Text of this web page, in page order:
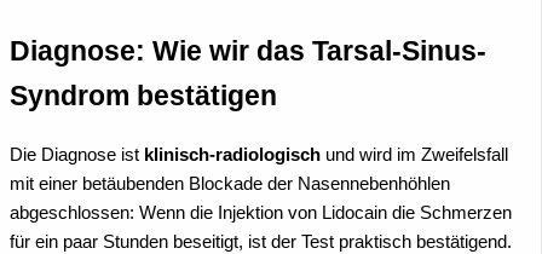
Diagnose: Wie wir das Tarsal-Sinus-
Syndrom bestätigen
Die Diagnose ist klinisch-radiologisch und wird im Zweifelsfall
mit einer betäubenden Blockade der Nasennebenhöhlen
abgeschlossen: Wenn die Injektion von Lidocain die Schmerzen
für ein paar Stunden beseitigt, ist der Test praktisch bestätigend.